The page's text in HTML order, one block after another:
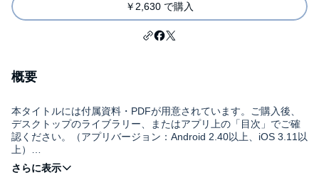
￥2,630 で購入
概要
本タイトルには付属資料・PDFが用意されています。ご購入後、
デスクトップのライブラリー、またはアプリ上の「目次」でご確
認ください。（アプリバージョン：Android 2.40以上、iOS 3.11以
上）
警視庁公安部・片野坂彰シリーズ第1弾。公安出身の著者による、